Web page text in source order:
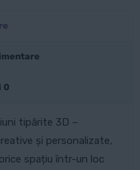
0
tipărite 3D –
și personalizate,
spațiu într-un loc